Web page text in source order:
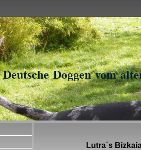
Deutsche Doggen vom
Lutra´s